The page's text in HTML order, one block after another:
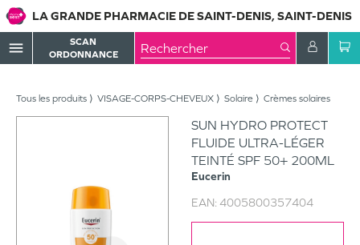
LA GRANDE PHARMACIE DE SAINT-DENIS, SAINT-DENIS
menu
SCAN
ORDONNANCE
Tous les produits VISAGE-CORPS-CHEVEUX Solaire Crèmes solaires
SUN HYDRO PROTECT
FLUIDE ULTRA-LÉGER
TEINTÉ SPF 50+ 200ML
Eucerin
EAN: 4005800357404